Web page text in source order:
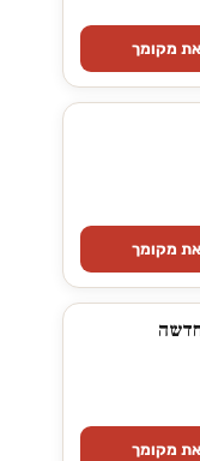
מקומך
מקומך
מקומך